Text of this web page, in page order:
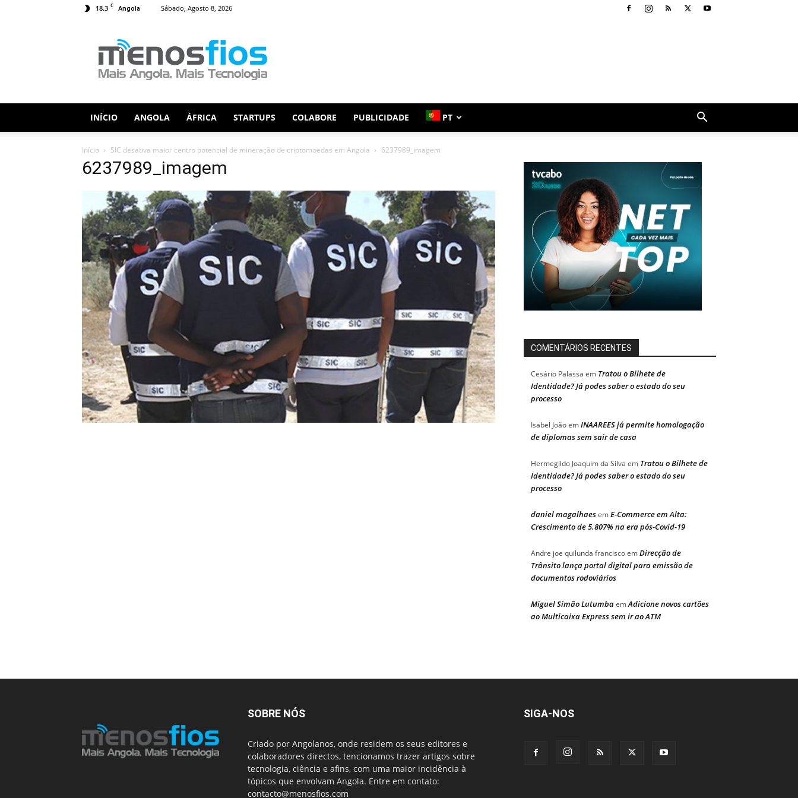
18.3 C Angola Sábado, Agosto 8, 2026
Fios
INÍCIO ANGOLA ÁFRICA STARTUPS COLABORE PUBLICIDADE PT
Início SIC desativa maior centro potencial de mineração de criptomoedas em Angola 6237989_imagem
6237989_imagem
COMENTÁRIOS RECENTES
Cesário Palassa em Tratou o Bilhete de
Identidade? Já podes saber o estado do seu
processo
Isabel JoãoemINAAREES já permite homologação
de diplomas sem sair de casa
Hermegildo Joaquim da Silva em Tratou o Bilhete de
Identidade? Já podes saber o estado do seu
processo
daniel magalhaesemE-Commerce em Alta:
Crescimento de 5.807% na era pós-Covid-19
Andre joe quilunda franciscoemDirecção de
Trânsito lança portal digital para emissão de
documentos rodoviários
Miguel Simão LutumbaemAdicione novos cartões
ao Multicaixa Express sem ir ao ATM
SOBRE NÓS
Criado por Angolanos, onde residem os seus editores e
colaboradores directos, tencionamos trazer artigos sobre
tecnologia, ciência e afins, com uma maior incidência à
tópicos que envolvam Angola. Entre em contato:
contacto@menosfios.com
SIGA-NOS